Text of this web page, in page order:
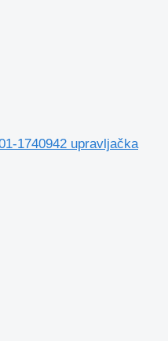
1740942 upravljačka